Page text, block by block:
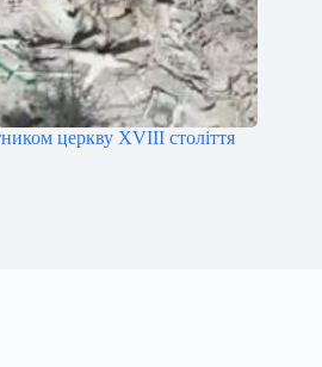
церкву XVIII століття